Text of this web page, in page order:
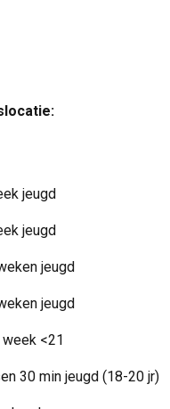
jeugd
jeugd
jeugd
jeugd
<21
30 min jeugd (18-20 jr)